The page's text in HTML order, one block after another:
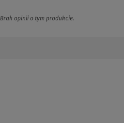
Brak opinii o tym produkcie.